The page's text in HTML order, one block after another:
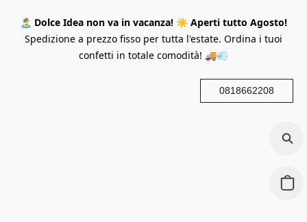
🏝️ Dolce Idea non va in vacanza! ☀️ Aperti tutto Agosto!
Spedizione a prezzo fisso per tutta l'estate. Ordina i tuoi
confetti in totale comodità! 🚚💨
0818662208